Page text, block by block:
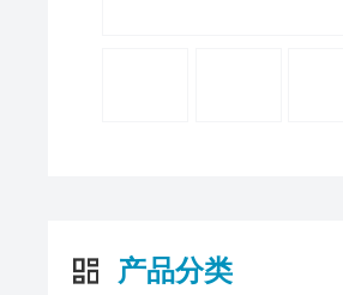
产品分类